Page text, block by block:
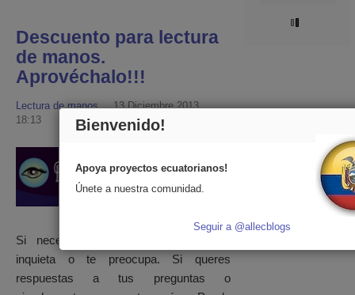
Descuento para lectura
de manos.
Aprovéchalo!!!
Lectura de manos
13 Diciembre 2013,
18:13
Si necesitas solucionar algo que te
inquieta o te preocupa. Si queres
respuestas a tus preguntas o
Bienvenido!
Apoya proyectos ecuatorianos!
Únete a nuestra comunidad.
Seguir a @allecblogs